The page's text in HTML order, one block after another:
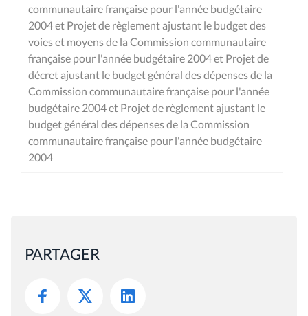
communautaire française pour l'année budgétaire
2004 et Projet de règlement ajustant le budget des
voies et moyens de la Commission communautaire
française pour l'année budgétaire 2004 et Projet de
décret ajustant le budget général des dépenses de la
Commission communautaire française pour l'année
budgétaire 2004 et Projet de règlement ajustant le
budget général des dépenses de la Commission
communautaire française pour l'année budgétaire
2004
PARTAGER